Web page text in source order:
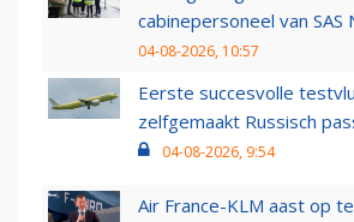
cabinepersoneel van SAS
04-08-2026, 10:57
Eerste succesvolle
zelfgemaakt Russisch
04-08-2026, 9:54
Air France-KLM aast op